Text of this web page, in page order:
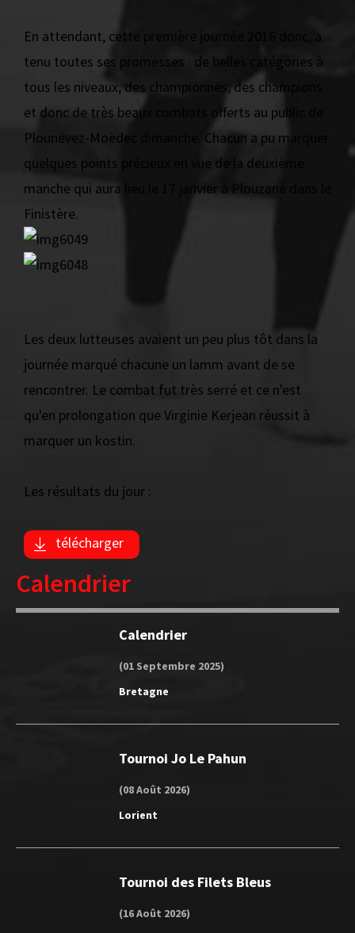
En attendant, cette première journée 2016 donc, a
tenu toutes ses promesses : de belles catégories à
tous les niveaux, des championnes, des champions
et donc de très beaux combats offerts au public de
Plounévez-Moëdec dimanche. Chacun a pu marquer
quelques points précieux en vue de la deuxième
manche qui aura lieu le 17 janvier à Plouzané dans le
Finistère.
Les deux lutteuses avaient un peu plus tôt dans la
journée marqué chacune un lamm avant de se
rencontrer. Le combat fut très serré et ce n'est
qu'en prolongation que Virginie Kerjean réussit à
marquer un kostin.
Les résultats du jour :
télécharger
Calendrier
Calendrier
(01 Septembre 2025)
Bretagne
Tournoi Jo Le Pahun
(08 Août 2026)
Lorient
Tournoi des Filets Bleus
(16 Août 2026)